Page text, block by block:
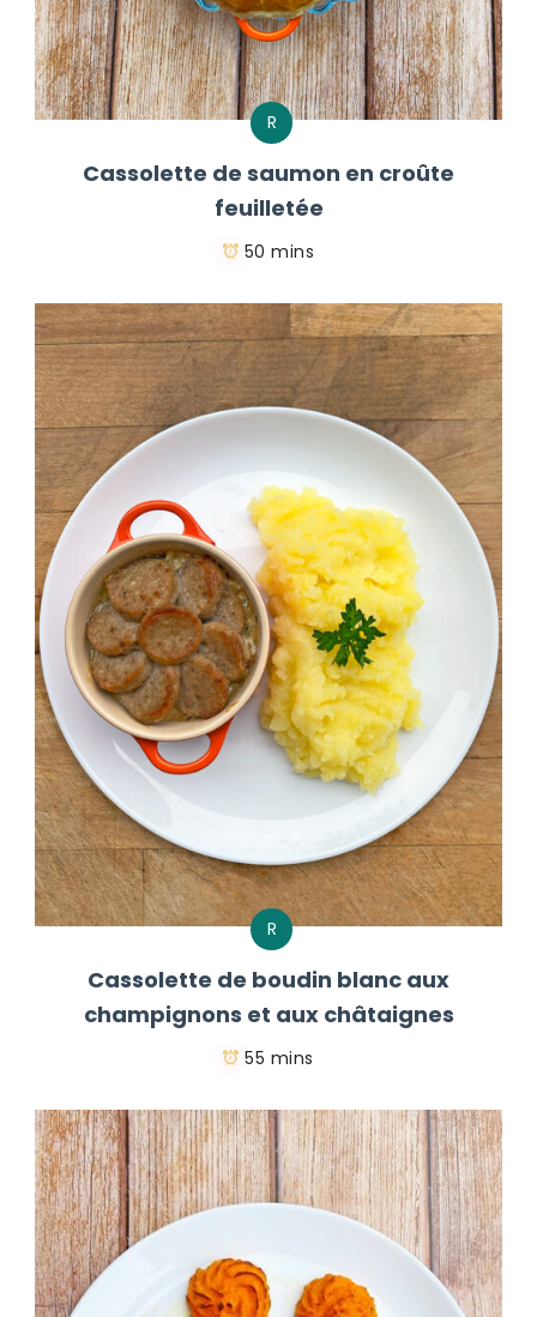
R
Cassolette de saumon en croûte
feuilletée
50 mins
R
Cassolette de boudin blanc aux
champignons et aux châtaignes
55 mins